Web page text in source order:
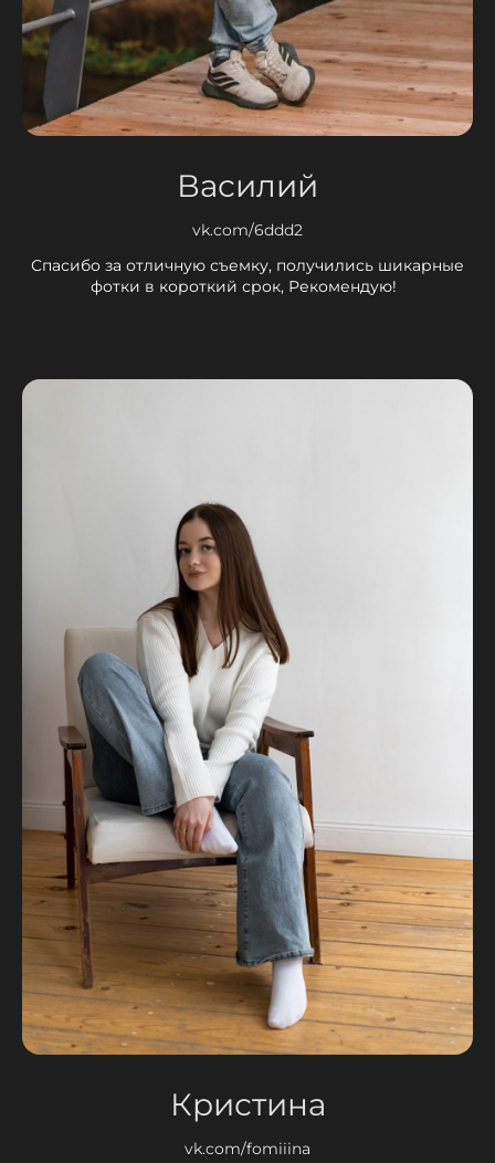
Василий
vk.com/6ddd2
Спасибо за отличную съемку, получились шикарные
фотки в короткий срок, Рекомендую!
Кристина
vk.com/fomiiina